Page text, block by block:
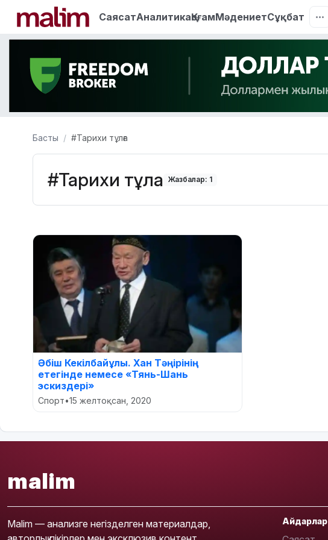
СаясатАналитикаҚоғамМәдениетСұқбат
Басты #Тарихи тұлға
#Тарихи тұлға Жазбалар: 1
Әбіш Кекілбайұлы. Хан Тәңірінің
етегінде немесе «Тянь-Шань
эскиздері»
Спорт•15 желтоқсан, 2020
malim
Malim — анализге негізделген материалдар,
Айдарлар